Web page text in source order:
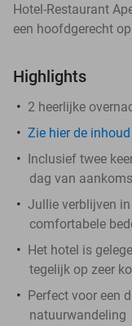
Hotel-Restaurant
een hoofdgerecht
Highlights
2 heerlijke
Zie hier de
Inclusief twee
dag van
Jullie verblijven
comfortabele
Het hotel is
tegelijk op zeer
Perfect voor een
natuurwandeling